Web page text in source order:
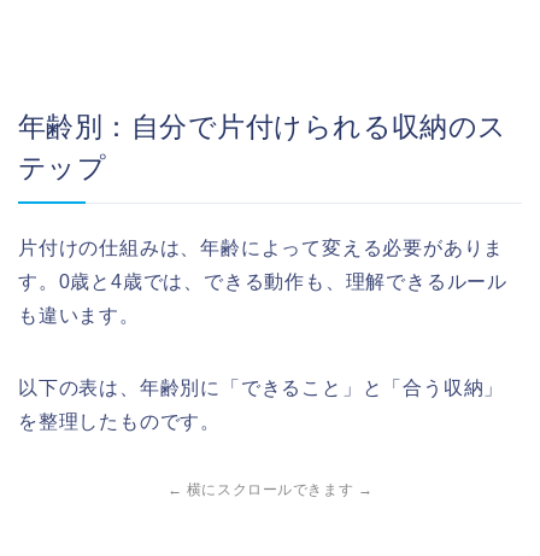
年齢別：自分で片付けられる収納のス
テップ
片付けの仕組みは、年齢によって変える必要がありま
す。0歳と4歳では、できる動作も、理解できるルール
も違います。
以下の表は、年齢別に「できること」と「合う収納」
を整理したものです。
← 横にスクロールできます →